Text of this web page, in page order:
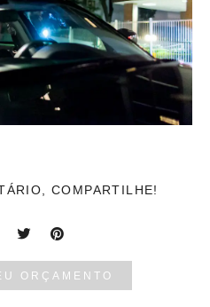
COMPARTILHE!
ORÇAMENTO